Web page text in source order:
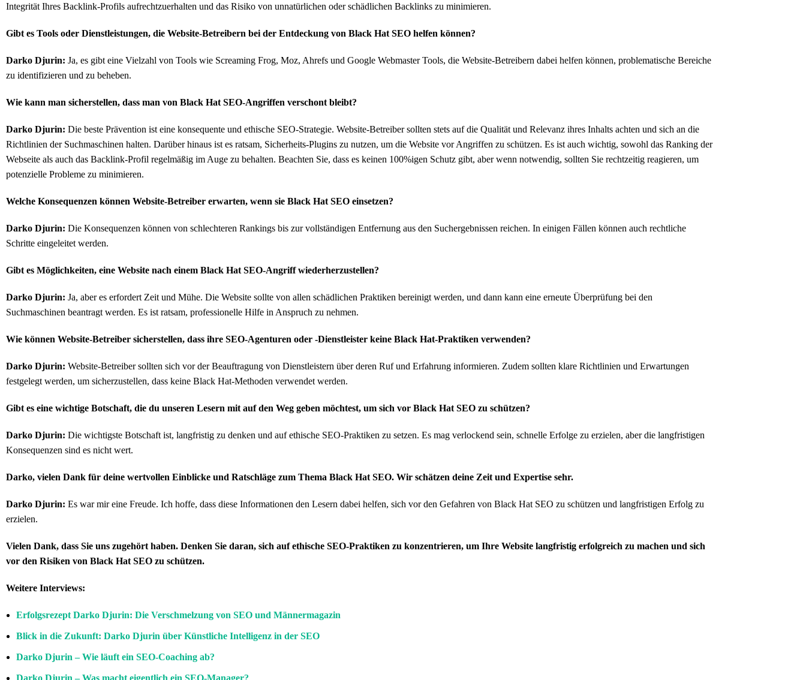
Integrität Ihres Backlink-Profils aufrechtzuerhalten und das Risiko von unnatürlichen oder schädlichen Backlinks zu minimieren.
Gibt es Tools oder Dienstleistungen, die Website-Betreibern bei der Entdeckung von Black Hat SEO helfen können?
Darko Djurin: Ja, es gibt eine Vielzahl von Tools wie Screaming Frog, Moz, Ahrefs und Google Webmaster Tools, die Website-Betreibern dabei helfen können, problematische Bereiche
zu identifizieren und zu beheben.
Wie kann man sicherstellen, dass man von Black Hat SEO-Angriffen verschont bleibt?
Darko Djurin: Die beste Prävention ist eine konsequente und ethische SEO-Strategie. Website-Betreiber sollten stets auf die Qualität und Relevanz ihres Inhalts achten und sich an die
Richtlinien der Suchmaschinen halten. Darüber hinaus ist es ratsam, Sicherheits-Plugins zu nutzen, um die Website vor Angriffen zu schützen. Es ist auch wichtig, sowohl das Ranking der
Webseite als auch das Backlink-Profil regelmäßig im Auge zu behalten. Beachten Sie, dass es keinen 100%igen Schutz gibt, aber wenn notwendig, sollten Sie rechtzeitig reagieren, um
potenzielle Probleme zu minimieren.
Welche Konsequenzen können Website-Betreiber erwarten, wenn sie Black Hat SEO einsetzen?
Darko Djurin: Die Konsequenzen können von schlechteren Rankings bis zur vollständigen Entfernung aus den Suchergebnissen reichen. In einigen Fällen können auch rechtliche
Schritte eingeleitet werden.
Gibt es Möglichkeiten, eine Website nach einem Black Hat SEO-Angriff wiederherzustellen?
Darko Djurin: Ja, aber es erfordert Zeit und Mühe. Die Website sollte von allen schädlichen Praktiken bereinigt werden, und dann kann eine erneute Überprüfung bei den
Suchmaschinen beantragt werden. Es ist ratsam, professionelle Hilfe in Anspruch zu nehmen.
Wie können Website-Betreiber sicherstellen, dass ihre SEO-Agenturen oder -Dienstleister keine Black Hat-Praktiken verwenden?
Darko Djurin: Website-Betreiber sollten sich vor der Beauftragung von Dienstleistern über deren Ruf und Erfahrung informieren. Zudem sollten klare Richtlinien und Erwartungen
festgelegt werden, um sicherzustellen, dass keine Black Hat-Methoden verwendet werden.
Gibt es eine wichtige Botschaft, die du unseren Lesern mit auf den Weg geben möchtest, um sich vor Black Hat SEO zu schützen?
Darko Djurin: Die wichtigste Botschaft ist, langfristig zu denken und auf ethische SEO-Praktiken zu setzen. Es mag verlockend sein, schnelle Erfolge zu erzielen, aber die langfristigen
Konsequenzen sind es nicht wert.
Darko, vielen Dank für deine wertvollen Einblicke und Ratschläge zum Thema Black Hat SEO. Wir schätzen deine Zeit und Expertise sehr.
Darko Djurin: Es war mir eine Freude. Ich hoffe, dass diese Informationen den Lesern dabei helfen, sich vor den Gefahren von Black Hat SEO zu schützen und langfristigen Erfolg zu
erzielen.
Vielen Dank, dass Sie uns zugehört haben. Denken Sie daran, sich auf ethische SEO-Praktiken zu konzentrieren, um Ihre Website langfristig erfolgreich zu machen und sich
vor den Risiken von Black Hat SEO zu schützen.
Weitere Interviews:
Erfolgsrezept Darko Djurin: Die Verschmelzung von SEO und Männermagazin
Blick in die Zukunft: Darko Djurin über Künstliche Intelligenz in der SEO
Darko Djurin – Wie läuft ein SEO-Coaching ab?
Darko Djurin – Was macht eigentlich ein SEO-Manager?